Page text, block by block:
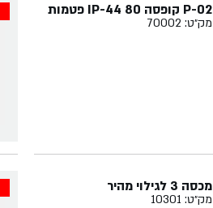
P-02 קופסה 80 IP-44 פטמות
מק״ט: 70002
מכסה 3 לגילוי מהיר
מק״ט: 10301